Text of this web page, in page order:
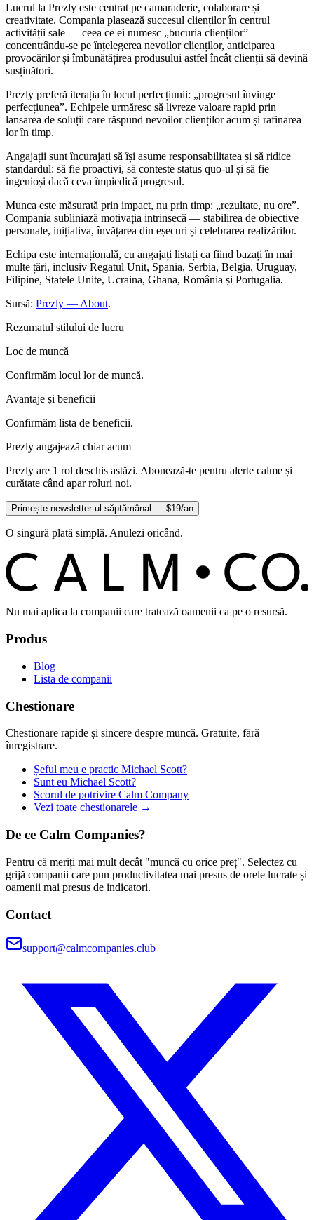
Lucrul la Prezly este centrat pe camaraderie, colaborare și
creativitate. Compania plasează succesul clienților în centrul
activității sale — ceea ce ei numesc „bucuria clienților” —
concentrându-se pe înțelegerea nevoilor clienților, anticiparea
provocărilor și îmbunătățirea produsului astfel încât clienții să devină
susținători.
Prezly preferă iterația în locul perfecțiunii: „progresul învinge
perfecțiunea”. Echipele urmăresc să livreze valoare rapid prin
lansarea de soluții care răspund nevoilor clienților acum și rafinarea
lor în timp.
Angajații sunt încurajați să își asume responsabilitatea și să ridice
standardul: să fie proactivi, să conteste status quo-ul și să fie
ingenioși dacă ceva împiedică progresul.
Munca este măsurată prin impact, nu prin timp: „rezultate, nu ore”.
Compania subliniază motivația intrinsecă — stabilirea de obiective
personale, inițiativa, învățarea din eșecuri și celebrarea realizărilor.
Echipa este internațională, cu angajați listați ca fiind bazați în mai
multe țări, inclusiv Regatul Unit, Spania, Serbia, Belgia, Uruguay,
Filipine, Statele Unite, Ucraina, Ghana, România și Portugalia.
Sursă: Prezly — About.
Rezumatul stilului de lucru
Loc de muncă
Confirmăm locul lor de muncă.
Avantaje și beneficii
Confirmăm lista de beneficii.
Prezly angajează chiar acum
Prezly are 1 rol deschis astăzi. Abonează-te pentru alerte calme și
curătate când apar roluri noi.
Primește newsletter-ul săptămânal — $19/an
O singură plată simplă. Anulezi oricând.
C ALM C O.
Nu mai aplica la companii care tratează oamenii ca pe o resursă.
Produs
Blog
Lista de companii
Chestionare
Chestionare rapide și sincere despre muncă. Gratuite, fără
înregistrare.
Șeful meu e practic Michael Scott?
Sunt eu Michael Scott?
Scorul de potrivire Calm Company
Vezi toate chestionarele →
De ce Calm Companies?
Pentru că meriți mai mult decât "muncă cu orice preț". Selectez cu
grijă companii care pun productivitatea mai presus de orele lucrate și
oamenii mai presus de indicatori.
Contact
support@calmcompanies.club